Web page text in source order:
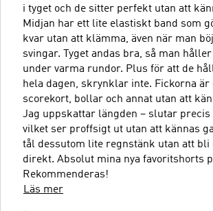
i tyget och de sitter perfekt utan att
Midjan har ett lite elastiskt band som
kvar utan att klämma, även när man
svingar. Tyget andas bra, så man
under varma rundor. Plus för att de
hela dagen, skrynklar inte. Fickorna är
scorekort, bollar och annat utan att
Jag uppskattar längden – slutar precis
vilket ser proffsigt ut utan att kännas
tål dessutom lite regnstänk utan att bli
direkt. Absolut mina nya favoritshorts
Rekommenderas!
Läs mer